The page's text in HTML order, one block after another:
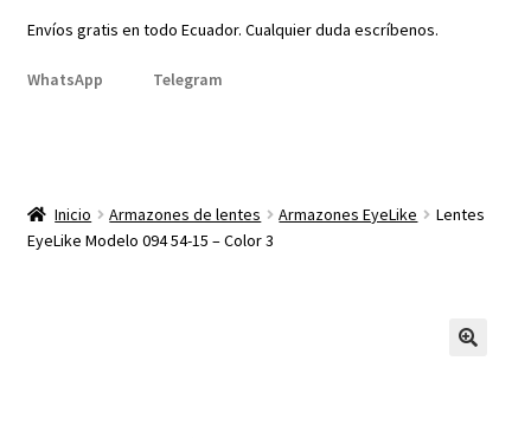
Envíos gratis en todo Ecuador. Cualquier duda escríbenos.
WhatsApp Telegram
Inicio Armazones de lentes Armazones EyeLike
Lentes
EyeLike Modelo 094 54-15 – Color 3